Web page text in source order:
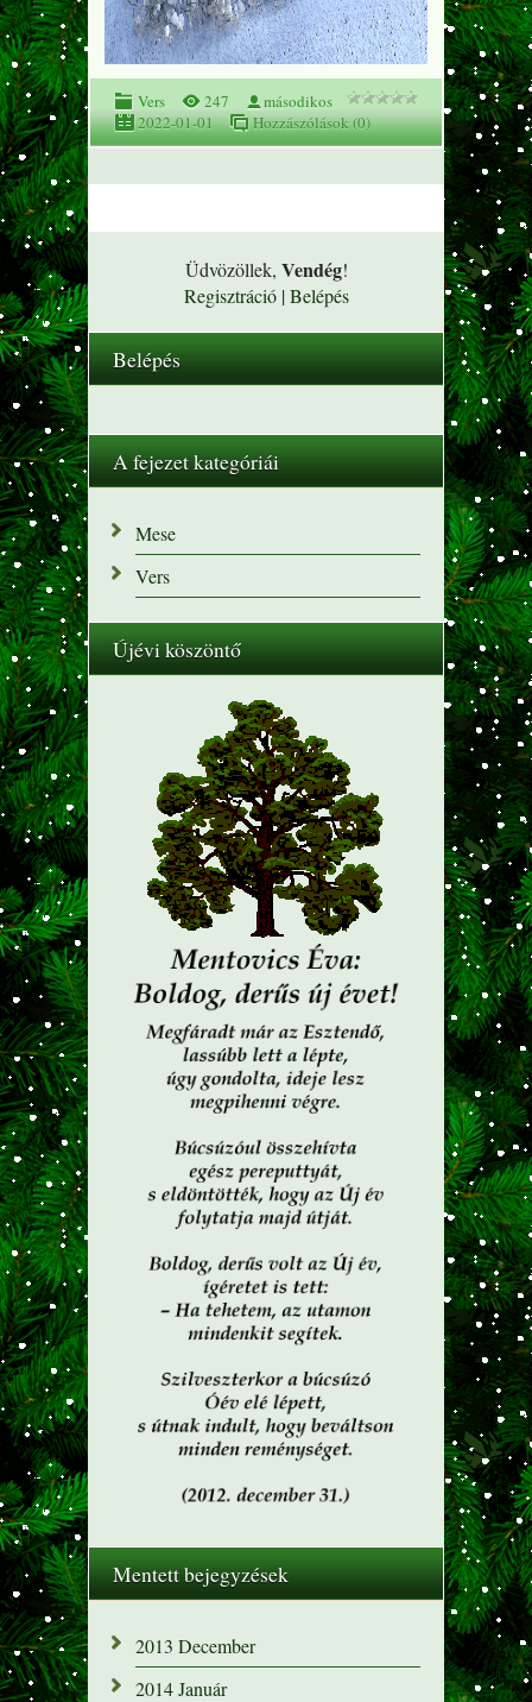
Vers 247
másodikos
2022-01-01
Hozzászólások (0)
Üdvözöllek, Vendég!
Regisztráció|Belépés
Belépés
A fejezet kategóriái
Mese
Vers
Újévi köszöntő
Mentett bejegyzések
2013 December
2014 Január